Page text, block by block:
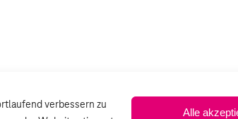
verbessern zu
Alle